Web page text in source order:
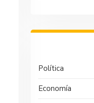
Política
Economía